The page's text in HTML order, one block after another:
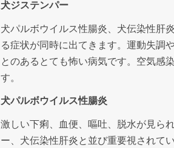
犬ジステンパー
犬パルボウイルス性腸炎、犬伝染性肝
る症状が同時に出てきます。運動失調
とのあるとても怖い病気です。空気感
す。
犬パルボウイルス性腸炎
激しい下痢、血便、嘔吐、脱水が見ら
ー、犬伝染性肝炎と並び重要視されて